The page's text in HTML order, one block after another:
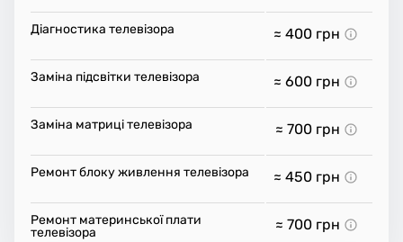
Діагностика телевізора ≈ 400 грн
Заміна підсвітки телевізора ≈ 600 грн
Заміна матриці телевізора ≈ 700 грн
Ремонт блоку живлення телевізора ≈ 450 грн
Ремонт материнської плати
телевізора
≈ 700 грн